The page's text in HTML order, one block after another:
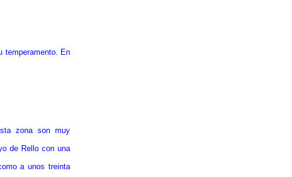
temperamento. En
zona son muy
de Rello con una
a unos treinta